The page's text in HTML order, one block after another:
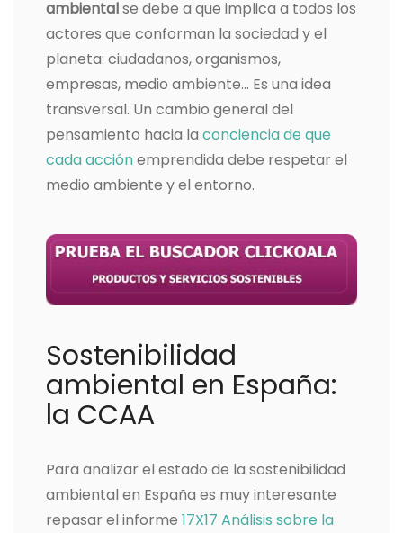
ambientalse debe a que implica a todos los
actores que conforman la sociedad y el
planeta: ciudadanos, organismos,
empresas, medio ambiente… Es una idea
transversal. Un cambio general del
pensamiento hacia la conciencia de que
cada acciónemprendida debe respetar el
medio ambiente y el entorno.
Sostenibilidad
ambiental en España:
la CCAA
Para analizar el estado de la sostenibilidad
ambiental en España es muy interesante
repasar el informe 17X17 Análisis sobre la